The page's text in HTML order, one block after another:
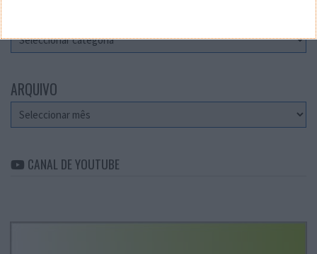
ARQUIVO
Arquivo
CANAL DE YOUTUBE